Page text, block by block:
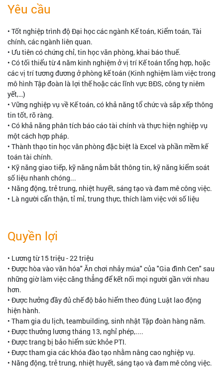
Yêu cầu
• Tốt nghiệp trình độ Đại học các ngành Kế toán, Kiểm toán, Tài
chính, các ngành liên quan.
• Ưu tiên có chứng chỉ, tin học văn phòng, khai báo thuế.
• Có tối thiểu từ 4 năm kinh nghiệm ở vị trí Kế toán tổng hợp, hoặc
các vị trí tương đương ở phòng kế toán (Kinh nghiệm làm việc trong
mô hình Tập đoàn là lợi thế hoặc các lĩnh vực BĐS, công ty niêm
yết,…)
• Vững nghiệp vụ về Kế toán, có khả năng tổ chức và sắp xếp thông
tin tốt, rõ ràng.
• Có khả năng phân tích báo cáo tài chính và thực hiện nghiệp vụ
một cách hợp pháp.
• Thành thạo tin học văn phòng đặc biệt là Excel và phần mềm kế
toán tài chính.
• Kỹ năng giao tiếp, kỹ năng nắm bắt thông tin, kỹ năng kiểm soát
số liệu nhanh chóng...
• Năng động, trẻ trung, nhiệt huyết, sáng tạo và đam mê công việc.
• Là người cẩn thận, tỉ mỉ, trung thực, thích làm việc với số liệu
Quyền lợi
• Lương từ 15 triệu - 22 triệu
• Được hòa vào văn hóa" Ăn chơi nhảy múa" của "Gia đình Cen" sau
những giờ làm việc căng thẳng để kết nối mọi người gần với nhau
hơn.
• Được hưởng đầy đủ chế độ bảo hiểm theo đúng Luật lao động
hiện hành.
• Tham gia du lịch, teambuilding, sinh nhật Tập đoàn hàng năm.
• Được thưởng lương tháng 13, nghỉ phép,....
• Được trang bị bảo hiểm sức khỏe PTI.
• Được tham gia các khóa đào tạo nhằm nâng cao nghiệp vụ.
• Năng động, trẻ trung, nhiệt huyết, sáng tạo và đam mê công việc.